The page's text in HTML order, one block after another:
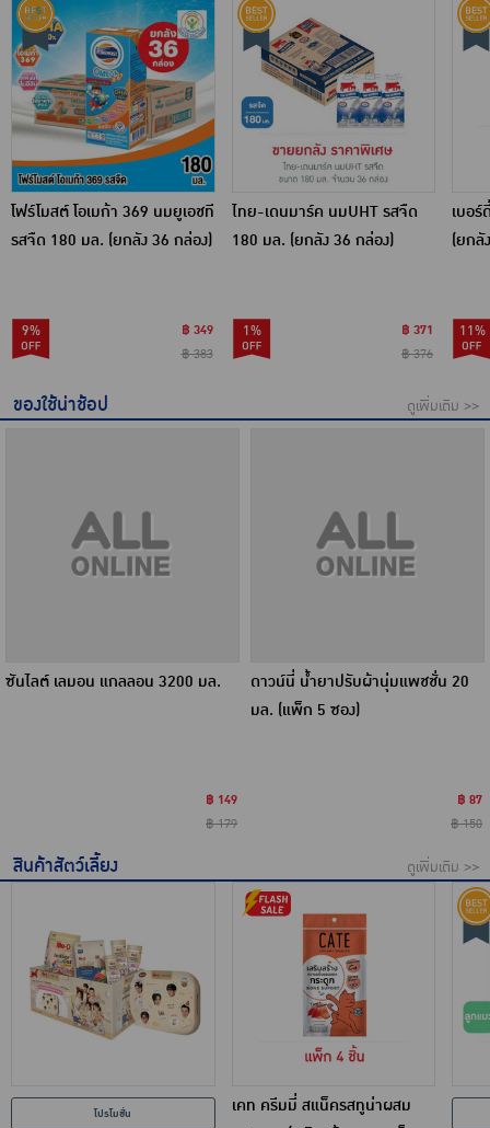
โฟร์โมสต์ โอเมก้า 369 นมยูเอชที
รสจืด 180 มล. (ยกลัง 36 กล่อง)
9%
฿ 349
฿ 383
ไทย-เดนมาร์ค นมUHT รสจืด
180 มล. (ยกลัง 36 กล่อง)
1%
฿ 371
฿ 376
เบอ
(ยกลั
11%
ของใช้น่าช้อป ดูเพิ่มเติม >>
ซันไลต์ เลมอน แกลลอน 3200 มล.
฿ 149
฿ 179
ดาวน์นี่ น้ำยาปรับผ้านุ่มแพชชั่น 20
มล. (แพ็ก 5 ซอง)
฿ 87
฿ 150
สินค้าสัตว์เลี้ยง ดูเพิ่มเติม >>
โปรโมชั่น
เคท ครีมมี่ สแน็ครสทูน่าผสม